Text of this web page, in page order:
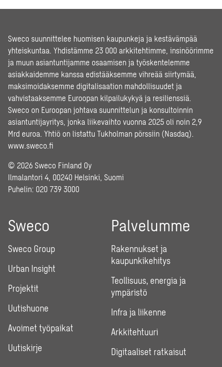
Sweco suunnittelee huomisen kaupunkeja ja kestävämpää
yhteiskuntaa. Yhdistämme 23 000 arkkitehtimme, insinöörimme
ja muun asiantuntijamme osaamisen ja työskentelemme
asiakkaidemme kanssa edistääksemme vihreää siirtymää,
maksimoidaksemme digitalisaation mahdollisuudet ja
vahvistaaksemme Euroopan kilpailukykyä ja resilienssiä.
Sweco on Euroopan johtava suunnittelun ja konsultoinnin
asiantuntijayritys, jonka liikevaihto vuonna 2025 oli noin 2,9
Mrd euroa. Yhtiö on listattu Tukholman pörssiin (Nasdaq).
www.sweco.fi
© 2026 Sweco Finland Oy
Ilmalantori 4, 00240 Helsinki, Suomi
Puhelin: 020 739 3000
Sweco
Sweco Group
Urban Insight
Projektit
Uutishuone
Avoimet työpaikat
Uutiskirje
Palvelumme
Rakennukset ja
kaupunkikehitys
Teollisuus, energia ja
ympäristö
Infra ja liikenne
Arkkitehtuuri
Digitaaliset ratkaisut